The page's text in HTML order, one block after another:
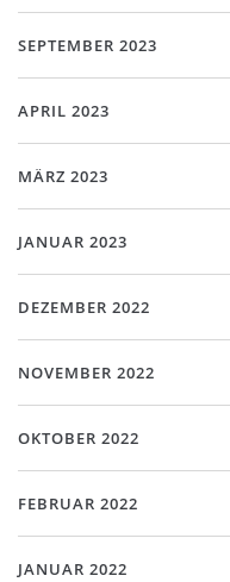
SEPTEMBER 2023
APRIL 2023
MÄRZ 2023
JANUAR 2023
DEZEMBER 2022
NOVEMBER 2022
OKTOBER 2022
FEBRUAR 2022
JANUAR 2022